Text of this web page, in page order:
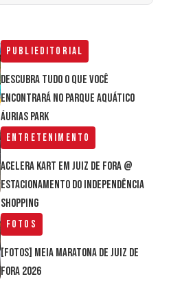
Publieditorial
Descubra tudo o que você
encontrará no parque aquático
Áurias Park
Entretenimento
Acelera Kart em Juiz de Fora @
estacionamento do Independência
Shopping
Fotos
[FOTOS] Meia Maratona de Juiz de
Fora 2026